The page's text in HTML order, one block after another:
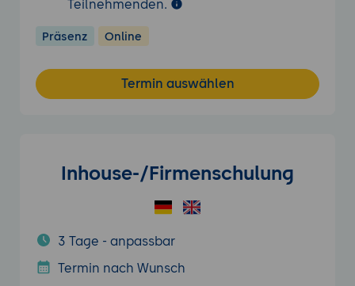
Teilnehmenden.
Präsenz Online
Termin auswählen
Inhouse-/Firmenschulung
3 Tage - anpassbar
Termin nach Wunsch